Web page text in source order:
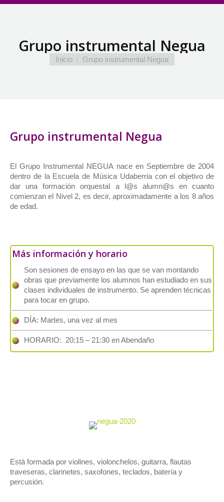
Grupo instrumental Negua
Estás aquí:
Inicio Grupo instrumental Negua
Grupo instrumental Negua
El Grupo Instrumental NEGUA nace en Septiembre de 2004
dentro de la Escuela de Música Udaberria con el objetivo de
dar una formación orquestal a l@s alumn@s en cuanto
comienzan el Nivel 2, es decir, aproximadamente a los 8 años
de edad.
Más información y horario
Son sesiones de ensayo en las que se van montando
obras que previamente los alumnos han estudiado en sus
clases individuales de instrumento. Se aprenden técnicas
para tocar en grupo.
DÍA: Martes, una vez al mes
HORARIO: 20:15 – 21:30 en Abendaño
Está formada por violines, violonchelos, guitarra, flautas
traveseras, clarinetes, saxofones, teclados, batería y
percusión.